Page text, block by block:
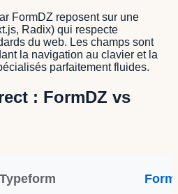
FormDZ reposent sur une
Radix) qui respecte
du web. Les champs sont
la navigation au clavier et la
parfaitement fluides.
: FormDZ vs
Typeform